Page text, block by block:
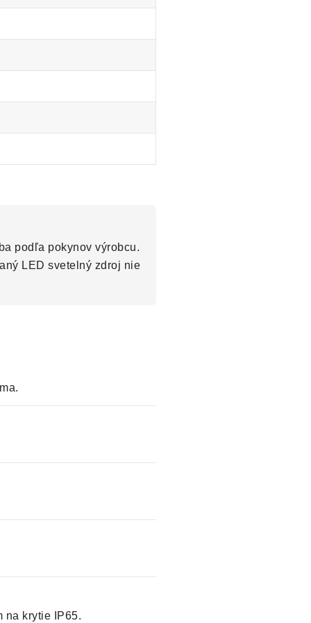
podľa pokynov výrobcu.
LED svetelný zdroj nie
na krytie IP65.